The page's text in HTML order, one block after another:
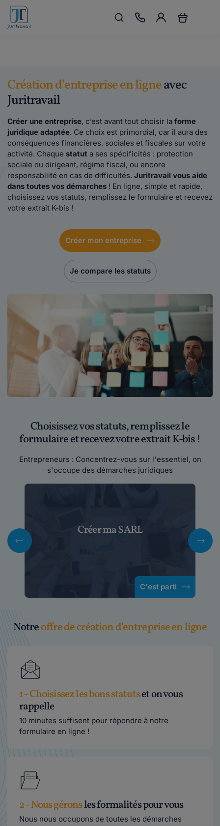
Création d’entreprise en ligneavec
Juritravail
Créer une entreprise, c’est avant tout choisir la forme
juridique adaptée. Ce choix est primordial, car il aura des
conséquences financières, sociales et fiscales sur votre
activité. Chaque statut a ses spécificités : protection
sociale du dirigeant, régime fiscal, ou encore
responsabilité en cas de difficultés. Juritravail vous aide
dans toutes vos démarches ! En ligne, simple et rapide,
choisissez vos statuts, remplissez le formulaire et recevez
votre extrait K-bis !
Créer mon entreprise
Je compare les statuts
Choisissez vos statuts, remplissez le
formulaire et recevez votre extrait K-bis !
Entrepreneurs : Concentrez-vous sur l'essentiel, on
s'occupe des démarches juridiques
Créer ma SARL
C'est parti
Notreoffre de création d'entreprise en ligne
1 - Choisissez les bons statutset on vous
rappelle
10 minutes suffisent pour répondre à notre
formulaire en ligne !
2 - Nous géronsles formalités pour vous
Nous nous occupons de toutes les démarches